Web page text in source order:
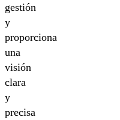
gestión
y
proporciona
una
visión
clara
y
precisa